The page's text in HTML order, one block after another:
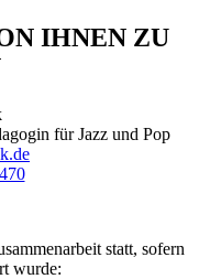
IHNEN ZU
für Jazz und Pop
statt, sofern
wurde: